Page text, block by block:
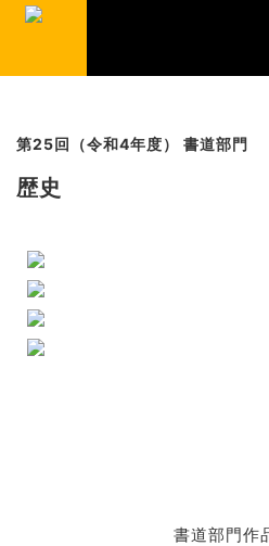
第25回（令和4年度） 書道部門
歴史
書道部門作